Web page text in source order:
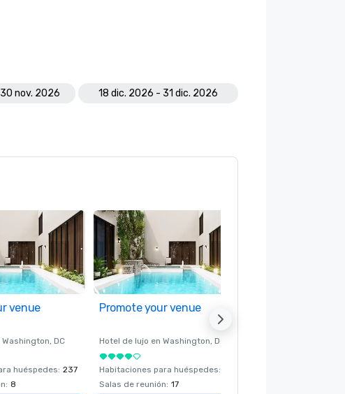
nov. 2026
18 dic. 2026 - 31 dic. 2026
venue
Washington, DC
huéspedes: 237
: 8
Promote your venue
Hotel de lujo en Washington, DC
Habitaciones para huéspedes:
Salas de reunión: 17